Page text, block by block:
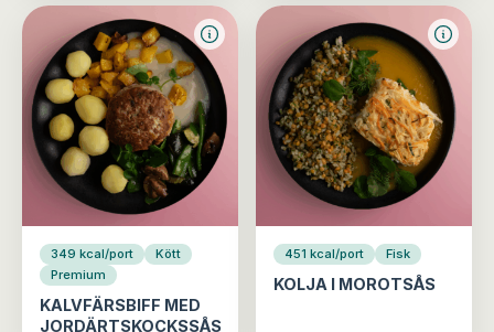
349 kcal/port
Kött
Premium
KALVFÄRSBIFF MED
JORDÄRTSKOCKSSÅS
451 kcal/port Fisk
KOLJA I MOROTSÅS